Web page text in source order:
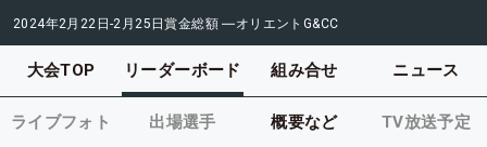
2024年2月22日-2月25日賞金総額 ―オリエントG&CC
大会TOP リーダーボード 組み合せ ニュース
ライブフォト 出場選手 概要など TV放送予定